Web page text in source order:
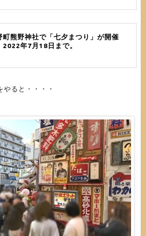
町熊野神社で「七夕まつり」が開催
2022年7月18日まで。
ると・・・・